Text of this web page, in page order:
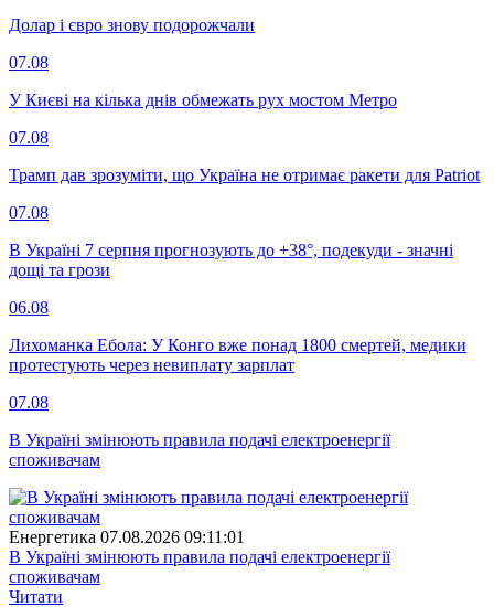
Долар і євро знову подорожчали
07.08
У Києві на кілька днів обмежать рух мостом Метро
07.08
Трамп дав зрозуміти, що Україна не отримає ракети для Patriot
07.08
В Україні 7 серпня прогнозують до +38°, подекуди - значні
дощі та грози
06.08
Лихоманка Ебола: У Конго вже понад 1800 смертей, медики
протестують через невиплату зарплат
07.08
В Україні змінюють правила подачі електроенергії
споживачам
Енергетика 07.08.2026 09:11:01
В Україні змінюють правила подачі електроенергії
споживачам
Читати